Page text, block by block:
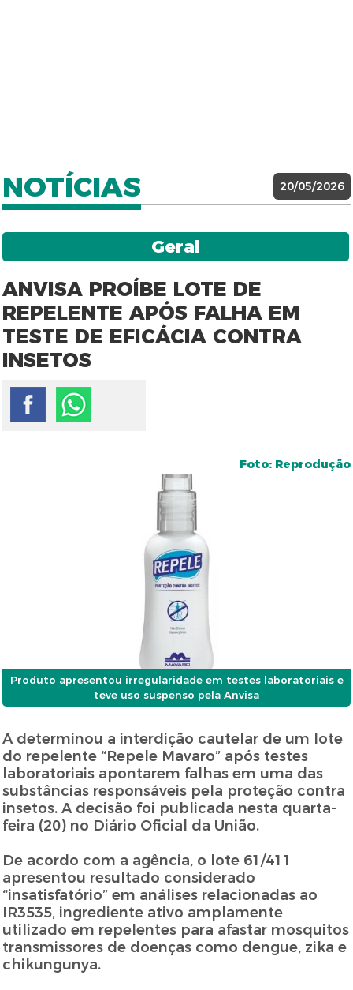
NOTÍCIAS 20/05/2026
Geral
ANVISA PROÍBE LOTE DE
REPELENTE APÓS FALHA EM
TESTE DE EFICÁCIA CONTRA
INSETOS
Foto: Reprodução
Produto apresentou irregularidade em testes laboratoriais e
teve uso suspenso pela Anvisa
A determinou a interdição cautelar de um lote
do repelente “Repele Mavaro” após testes
laboratoriais apontarem falhas em uma das
substâncias responsáveis pela proteção contra
insetos. A decisão foi publicada nesta quarta-
feira (20) no Diário Oficial da União.
De acordo com a agência, o lote 61/411
apresentou resultado considerado
“insatisfatório” em análises relacionadas ao
IR3535, ingrediente ativo amplamente
utilizado em repelentes para afastar mosquitos
transmissores de doenças como dengue, zika e
chikungunya.